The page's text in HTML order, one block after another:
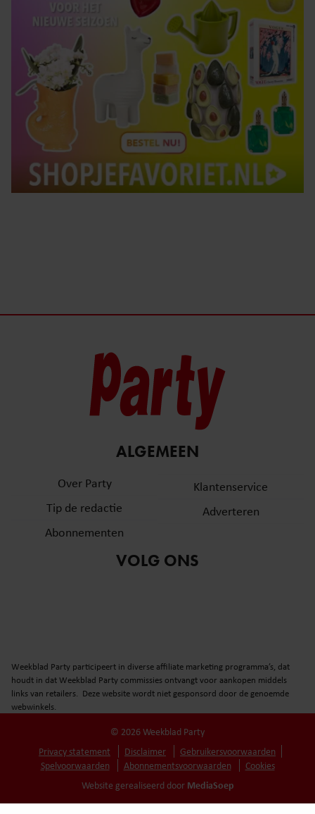
ALGEMEEN
Over Party
Tip de redactie
Abonnementen
Klantenservice
Adverteren
VOLG ONS
Weekblad Party participeert in diverse affiliate marketing programma’s, dat
houdt in dat Weekblad Party commissies ontvangt voor aankopen middels
links van retailers. Deze website wordt niet gesponsord door de genoemde
webwinkels.
© 2026 Weekblad Party
Privacy statement
Disclaimer
Gebruikersvoorwaarden
Spelvoorwaarden
Abonnementsvoorwaarden
Cookies
Website gerealiseerd door MediaSoep